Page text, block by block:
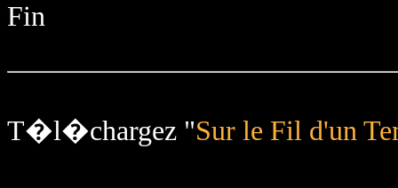
Fin
T�l�chargez "Sur le Fil d'un